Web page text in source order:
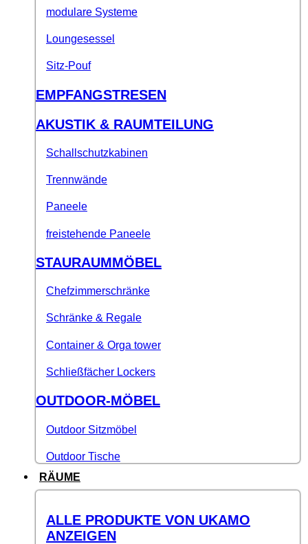
modulare Systeme
Loungesessel
Sitz-Pouf
EMPFANGSTRESEN
AKUSTIK & RAUMTEILUNG
Schallschutzkabinen
Trennwände
Paneele
freistehende Paneele
STAURAUMMÖBEL
Chefzimmerschränke
Schränke & Regale
Container & Orga tower
Schließfächer Lockers
OUTDOOR-MÖBEL
Outdoor Sitzmöbel
Outdoor Tische
RÄUME
ALLE PRODUKTE VON UKAMO
ANZEIGEN